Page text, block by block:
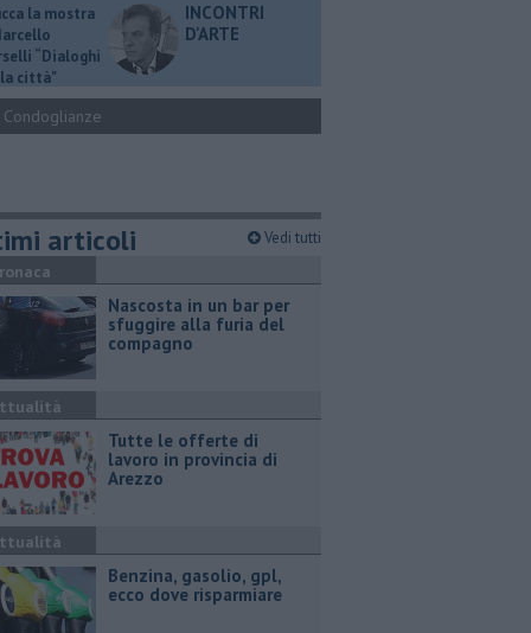
la mostra
“Dialoghi
città"
INCONTRI
D'ARTE
Condoglianze
articoli Vedi tutti
Nascosta in un bar per
sfuggire alla furia del
compagno
​Tutte le offerte di
lavoro in provincia di
Arezzo
​Benzina, gasolio, gpl,
ecco dove risparmiare